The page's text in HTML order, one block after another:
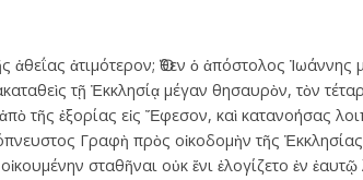
ἀθεΐας ἀτιμότερον; Ὅθεν ὁ ἀπόστολος
τῇ Ἐκκλησίᾳ μέγαν θησαυρὸν, τὸν
τῆς ἐξορίας εἰς Ἔφεσον, καὶ κατανοήσας
Γραφὴ πρὸς οἰκοδομὴν τῆς
σταθῆναι οὐκ ἔνι ἐλογίζετο ἐν